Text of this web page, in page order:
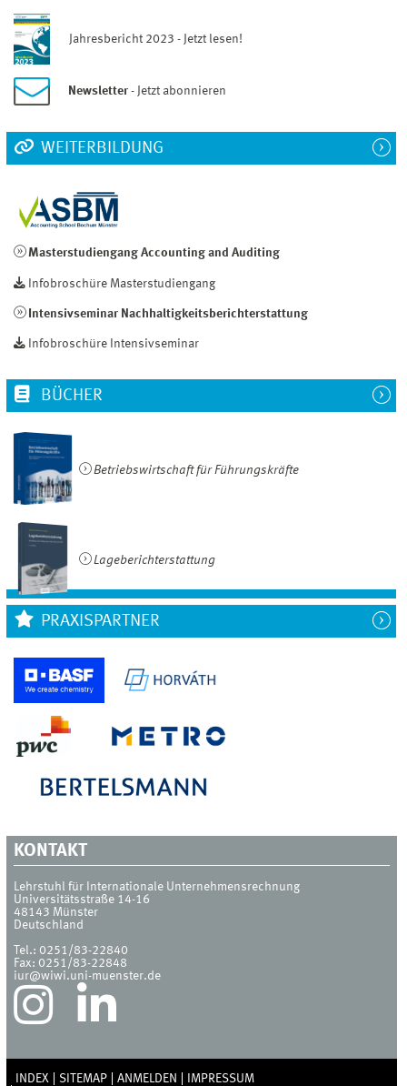
Jahresbericht 2023 - Jetzt lesen!
Newsletter - Jetzt abonnieren
WEITERBILDUNG
Masterstudiengang Accounting and Auditing
Infobroschüre Masterstudiengang
Intensivseminar Nachhaltigkeitsberichterstattung
Infobroschüre Intensivseminar
BÜCHER
Betriebswirtschaft für Führungskräfte
Lageberichterstattung
PRAXISPARTNER
KONTAKT
Lehrstuhl für Internationale Unternehmensrechnung
Universitätsstraße 14-16
48143 Münster
Deutschland
Tel.: 0251/83-22840
Fax: 0251/83-22848
iur@wiwi.uni-muenster.de
INDEX SITEMAP ANMELDEN
IMPRESSUM